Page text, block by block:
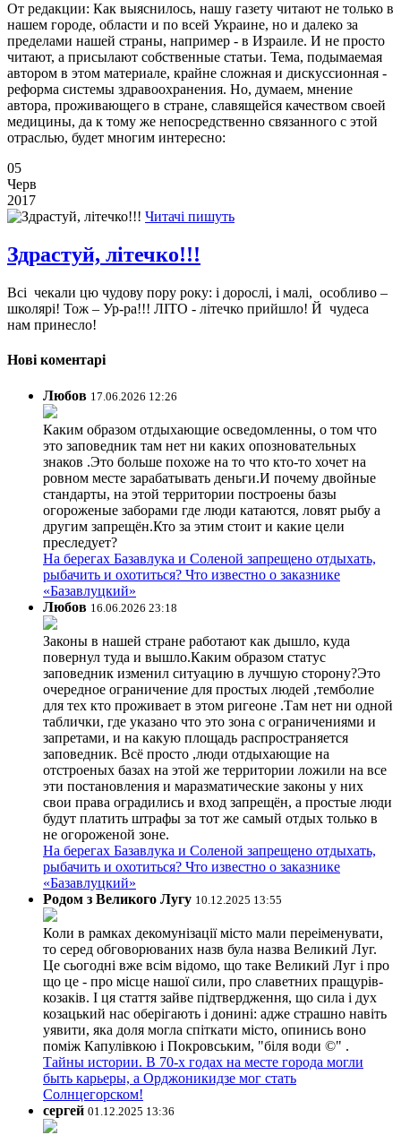
От редакции: Как выяснилось, нашу газету читают не только в
нашем городе, области и по всей Украине, но и далеко за
пределами нашей страны, например - в Израиле. И не просто
читают, а присылают собственные статьи. Тема, подымаемая
автором в этом материале, крайне сложная и дискуссионная -
реформа системы здравоохранения. Но, думаем, мнение
автора, проживающего в стране, славящейся качеством своей
медицины, да к тому же непосредственно связанного с этой
отраслью, будет многим интересно:
05
Черв
2017
Читачі пишуть
Здрастуй, літечко!!!
Всі чекали цю чудову пору року: і дорослі, і малі, особливо –
школярі! Тож – Ур-ра!!! ЛІТО - літечко прийшло! Й чудеса
нам принесло!
Нові коментарі
Любов 17.06.2026 12:26
Каким образом отдыхающие осведомленны, о том что
это заповедник там нет ни каких опозновательных
знаков .Это больше похоже на то что кто-то хочет на
ровном месте зарабатывать деньги.И почему двойные
стандарты, на этой территории построены базы
огороженые заборами где люди катаются, ловят рыбу а
другим запрещён.Кто за этим стоит и какие цели
преследует?
На берегах Базавлука и Соленой запрещено отдыхать,
рыбачить и охотиться? Что известно о заказнике
«Базавлуцкий»
Любов 16.06.2026 23:18
Законы в нашей стране работают как дышло, куда
повернул туда и вышло.Каким образом статус
заповедник изменил ситуацию в лучшую сторону?Это
очередное ограничение для простых людей ,темболие
для тех кто проживает в этом ригеоне .Там нет ни одной
таблички, где указано что это зона с ограничениями и
запретами, и на какую площадь распространяется
заповедник. Всё просто ,люди отдыхающие на
отстроеных базах на этой же территории ложили на все
эти постановления и маразматические законы у них
свои права оградились и вход запрещён, а простые люди
будут платить штрафы за тот же самый отдых только в
не огороженой зоне.
На берегах Базавлука и Соленой запрещено отдыхать,
рыбачить и охотиться? Что известно о заказнике
«Базавлуцкий»
Родом з Великого Лугу 10.12.2025 13:55
Коли в рамках декомунізації місто мали переіменувати,
то серед обговорюваних назв була назва Великий Луг.
Це сьогодні вже всім відомо, що таке Великий Луг і про
що це - про місце нашої сили, про славетних пращурів-
козаків. І ця стаття зайве підтвердження, що сила і дух
козацький нас оберігають і донині: адже страшно навіть
уявити, яка доля могла спіткати місто, опинись воно
поміж Капулівкою і Покровським, "біля води ©" .
Тайны истории. В 70-х годах на месте города могли
быть карьеры, а Орджоникидзе мог стать
Солнцегорском!
сергей 01.12.2025 13:36